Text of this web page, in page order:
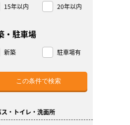
15年以内 20年以内
・駐車場
新築 駐車場有
・トイレ・洗面所